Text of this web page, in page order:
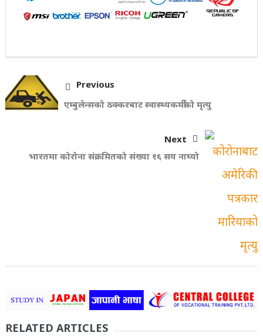
Previous
एम्बुलेन्सको ठक्‍करबाट स्वास्थ्यकर्मीको मृत्यु
Next
भारतमा कोरोना संक्रमितको संख्या १६ सय नाघ्यो
RELATED ARTICLES